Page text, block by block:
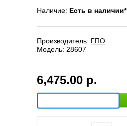
Наличие: Есть в наличии*
Производитель: ГПO
Модель: 28607
6,475.00 р.